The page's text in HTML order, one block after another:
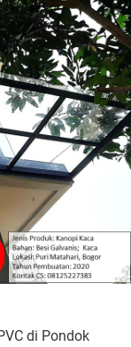
di Pondok